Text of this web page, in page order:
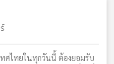
ศไทยในทุกวันนี้ ต้องยอมรับ